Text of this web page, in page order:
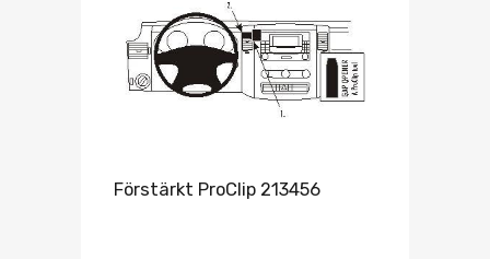
Förstärkt ProClip 213456